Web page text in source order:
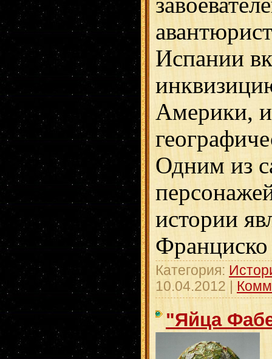
Испании
Америки,
Одним из
истории
Категория:
10.04.2012
"Яйца